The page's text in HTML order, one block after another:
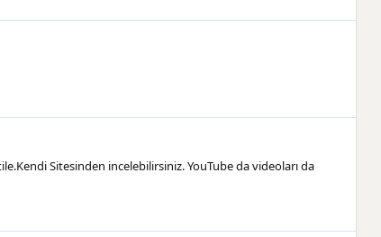
Sitesinden incelebilirsiniz. YouTube da videoları da